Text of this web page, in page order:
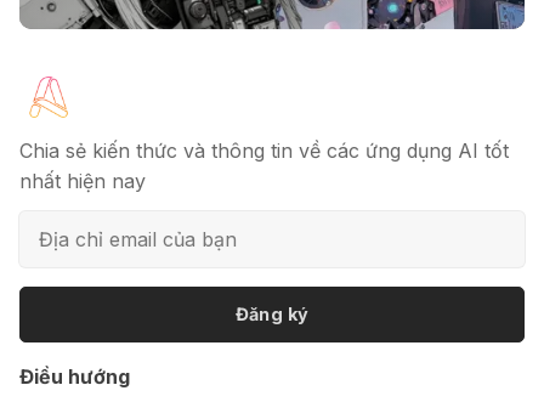
📦 Mokker - Ứng dụng chỉnh sửa
Chia sẻ kiến thức và thông tin về các ứng dụng AI tốt
nhất hiện nay
Đăng ký
Điều hướng